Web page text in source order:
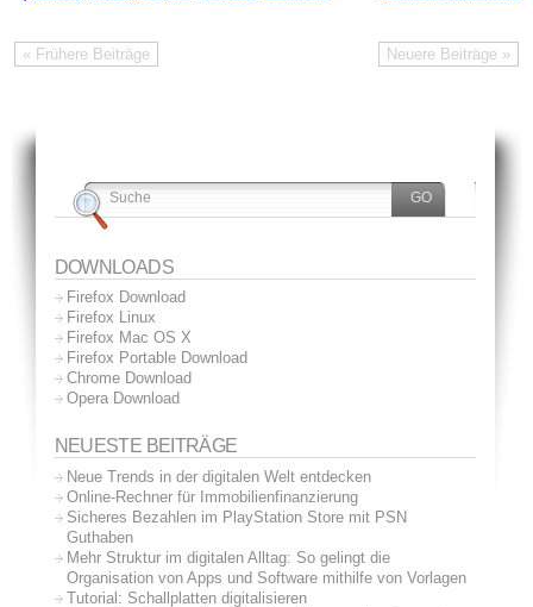
« Frühere Beiträge Neuere Beiträge »
DOWNLOADS
Firefox Download
Firefox Linux
Firefox Mac OS X
Firefox Portable Download
Chrome Download
Opera Download
NEUESTE BEITRÄGE
Neue Trends in der digitalen Welt entdecken
Online-Rechner für Immobilienfinanzierung
Sicheres Bezahlen im PlayStation Store mit PSN
Guthaben
Mehr Struktur im digitalen Alltag: So gelingt die
Organisation von Apps und Software mithilfe von Vorlagen
Tutorial: Schallplatten digitalisieren